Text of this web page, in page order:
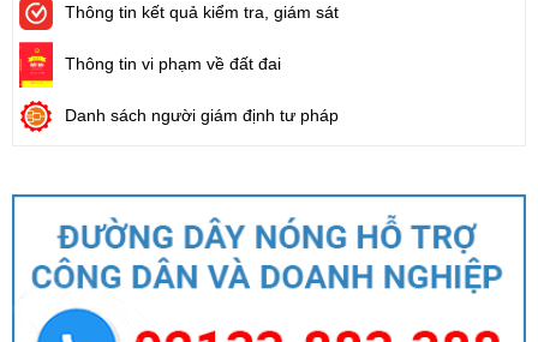
Thông tin kết quả kiểm tra, giám sát
Thông tin vi phạm về đất đai
Danh sách người giám định tư pháp